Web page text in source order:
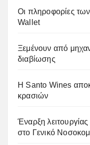
Οι πληροφορίες
Wallet
Ξεμένουν από
διαβίωσης
Η Santo Wines
κρασιών
Έναρξη
στο Γενικό